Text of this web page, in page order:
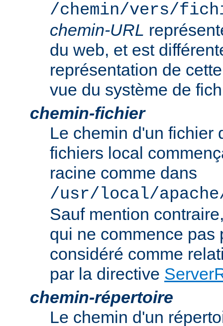
/chemin/vers/
chemin-URL
du web, et est
représentation de
vue du système de
chemin-fichier
Le chemin d'un fichier
fichiers local
racine comme dans
/usr/local/
Sauf mention
qui ne commence pas
considéré comme
par la directive
chemin-répertoire
Le chemin d'un